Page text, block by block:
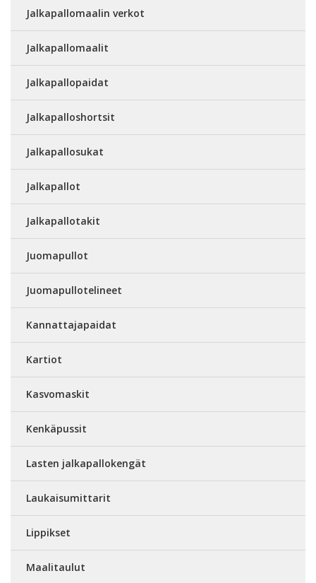
Jalkapallomaalin verkot
Jalkapallomaalit
Jalkapallopaidat
Jalkapalloshortsit
Jalkapallosukat
Jalkapallot
Jalkapallotakit
Juomapullot
Juomapullotelineet
Kannattajapaidat
Kartiot
Kasvomaskit
Kenkäpussit
Lasten jalkapallokengät
Laukaisumittarit
Lippikset
Maalitaulut